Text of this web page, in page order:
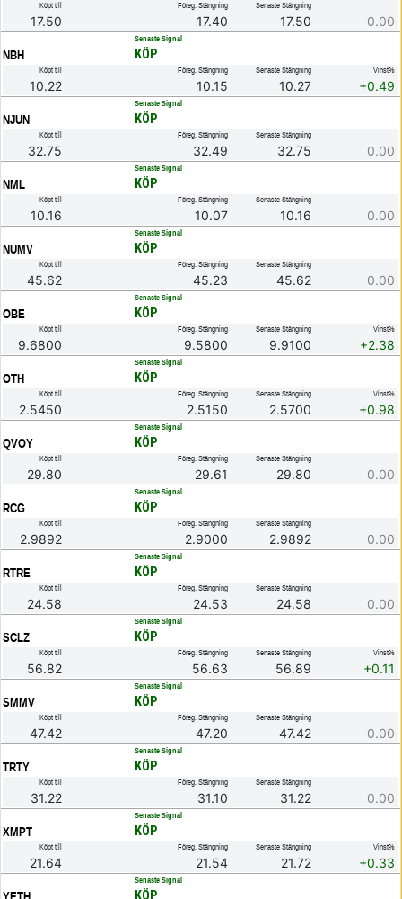
Köpt till
17.50
Föreg. Stängning
17.40
Senaste Stängning
17.50 0.00
NBH
Senaste Signal
KÖP
Köpt till
10.22
Föreg. Stängning
10.15
Senaste Stängning
10.27
Vinst%
+0.49
NJUN
Senaste Signal
KÖP
Köpt till
32.75
Föreg. Stängning
32.49
Senaste Stängning
32.75 0.00
NML
Senaste Signal
KÖP
Köpt till
10.16
Föreg. Stängning
10.07
Senaste Stängning
10.16 0.00
NUMV
Senaste Signal
KÖP
Köpt till
45.62
Föreg. Stängning
45.23
Senaste Stängning
45.62 0.00
OBE
Senaste Signal
KÖP
Köpt till
9.6800
Föreg. Stängning
9.5800
Senaste Stängning
9.9100
Vinst%
+2.38
OTH
Senaste Signal
KÖP
Köpt till
2.5450
Föreg. Stängning
2.5150
Senaste Stängning
2.5700
Vinst%
+0.98
QVOY
Senaste Signal
KÖP
Köpt till
29.80
Föreg. Stängning
29.61
Senaste Stängning
29.80 0.00
RCG
Senaste Signal
KÖP
Köpt till
2.9892
Föreg. Stängning
2.9000
Senaste Stängning
2.9892 0.00
RTRE
Senaste Signal
KÖP
Köpt till
24.58
Föreg. Stängning
24.53
Senaste Stängning
24.58 0.00
SCLZ
Senaste Signal
KÖP
Köpt till
56.82
Föreg. Stängning
56.63
Senaste Stängning
56.89
Vinst%
+0.11
SMMV
Senaste Signal
KÖP
Köpt till
47.42
Föreg. Stängning
47.20
Senaste Stängning
47.42 0.00
TRTY
Senaste Signal
KÖP
Köpt till
31.22
Föreg. Stängning
31.10
Senaste Stängning
31.22 0.00
XMPT
Senaste Signal
KÖP
Köpt till
21.64
Föreg. Stängning
21.54
Senaste Stängning
21.72
Vinst%
+0.33
Senaste Signal
KÖP